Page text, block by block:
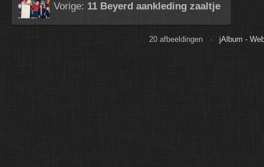
Vorige: 11 Beyerd aankleding zaaltje
20 afbeeldingen · jAlbum -